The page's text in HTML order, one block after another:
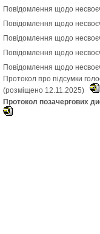
Повідомлення щодо
Повідомлення щодо
Повідомлення щодо
Повідомлення щодо
Повідомлення щодо
Протокол про підсумки
(розміщено 12.11.2025)
Протокол позачергових